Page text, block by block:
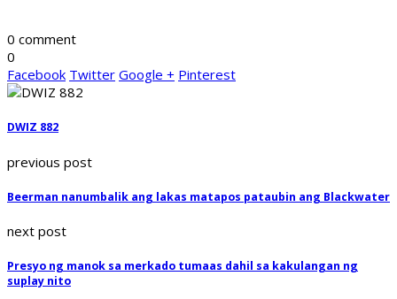
0 comment
0
Facebook Twitter Google + Pinterest
DWIZ 882
previous post
Beerman nanumbalik ang lakas matapos pataubin ang Blackwater
next post
Presyo ng manok sa merkado tumaas dahil sa kakulangan ng
suplay nito